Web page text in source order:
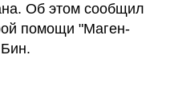
Об этом сообщил
помощи "Маген-